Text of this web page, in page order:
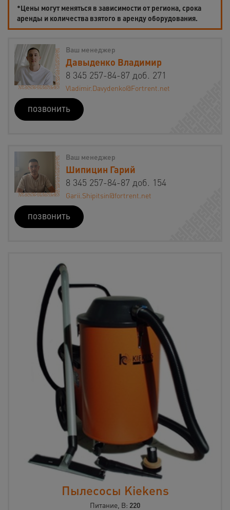
*Цены могут меняться в зависимости от региона, срока
аренды и количества взятого в аренду оборудования.
Ваш менеджер
Давыденко Владимир
8 345 257-84-87 доб. 271
Vladimir.Davydenko@Fortrent.net
ПОЗВОНИТЬ
Ваш менеджер
Шипицин Гарий
8 345 257-84-87 доб. 154
Garii.Shipitsin@fortrent.net
ПОЗВОНИТЬ
Пылесосы Kiekens
Питание, В: 220